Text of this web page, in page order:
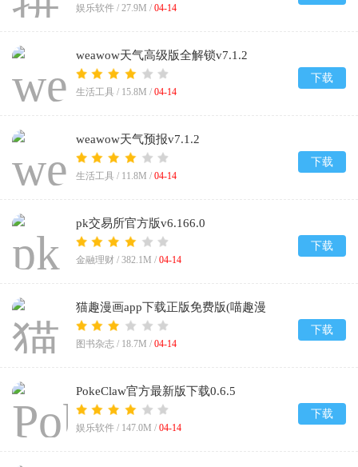
娱乐软件 / 27.9M / 04-14
weawow天气高级版全解锁v7.1.2
生活工具 / 15.8M / 04-14
下载
weawow天气预报v7.1.2
生活工具 / 11.8M / 04-14
下载
pk交易所官方版v6.166.0
金融理财 / 382.1M / 04-14
下载
猫趣漫画app下载正版免费版(喵趣漫
画)v5.0.0
图书杂志 / 18.7M / 04-14
下载
PokeClaw官方最新版下载0.6.5
娱乐软件 / 147.0M / 04-14
下载